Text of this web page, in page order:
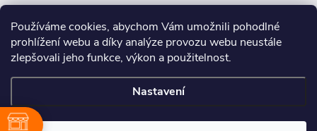
Používáme cookies, abychom Vám umožnili pohodlné
prohlížení webu a díky analýze provozu webu neustále
zlepšovali jeho funkce, výkon a použitelnost.
Nastavení
Odstoupit od smlouvy
Copyright 2026Vše pro vrata. Všechna práva vyhrazena.